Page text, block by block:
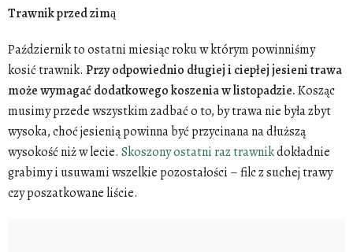
Trawnik przed zimą
Październik to ostatni miesiąc roku w którym powinniśmy
kosić trawnik. Przy odpowiednio długiej i ciepłej jesieni trawa
może wymagać dodatkowego koszenia w listopadzie.Kosząc
musimy przede wszystkim zadbać o to, by trawa nie była zbyt
wysoka, choć jesienią powinna być przycinana na dłuższą
wysokość niż w lecie. Skoszony ostatni raz trawnikdokładnie
grabimy i usuwami wszelkie pozostałości – filc z suchej trawy
czy poszatkowane liście.